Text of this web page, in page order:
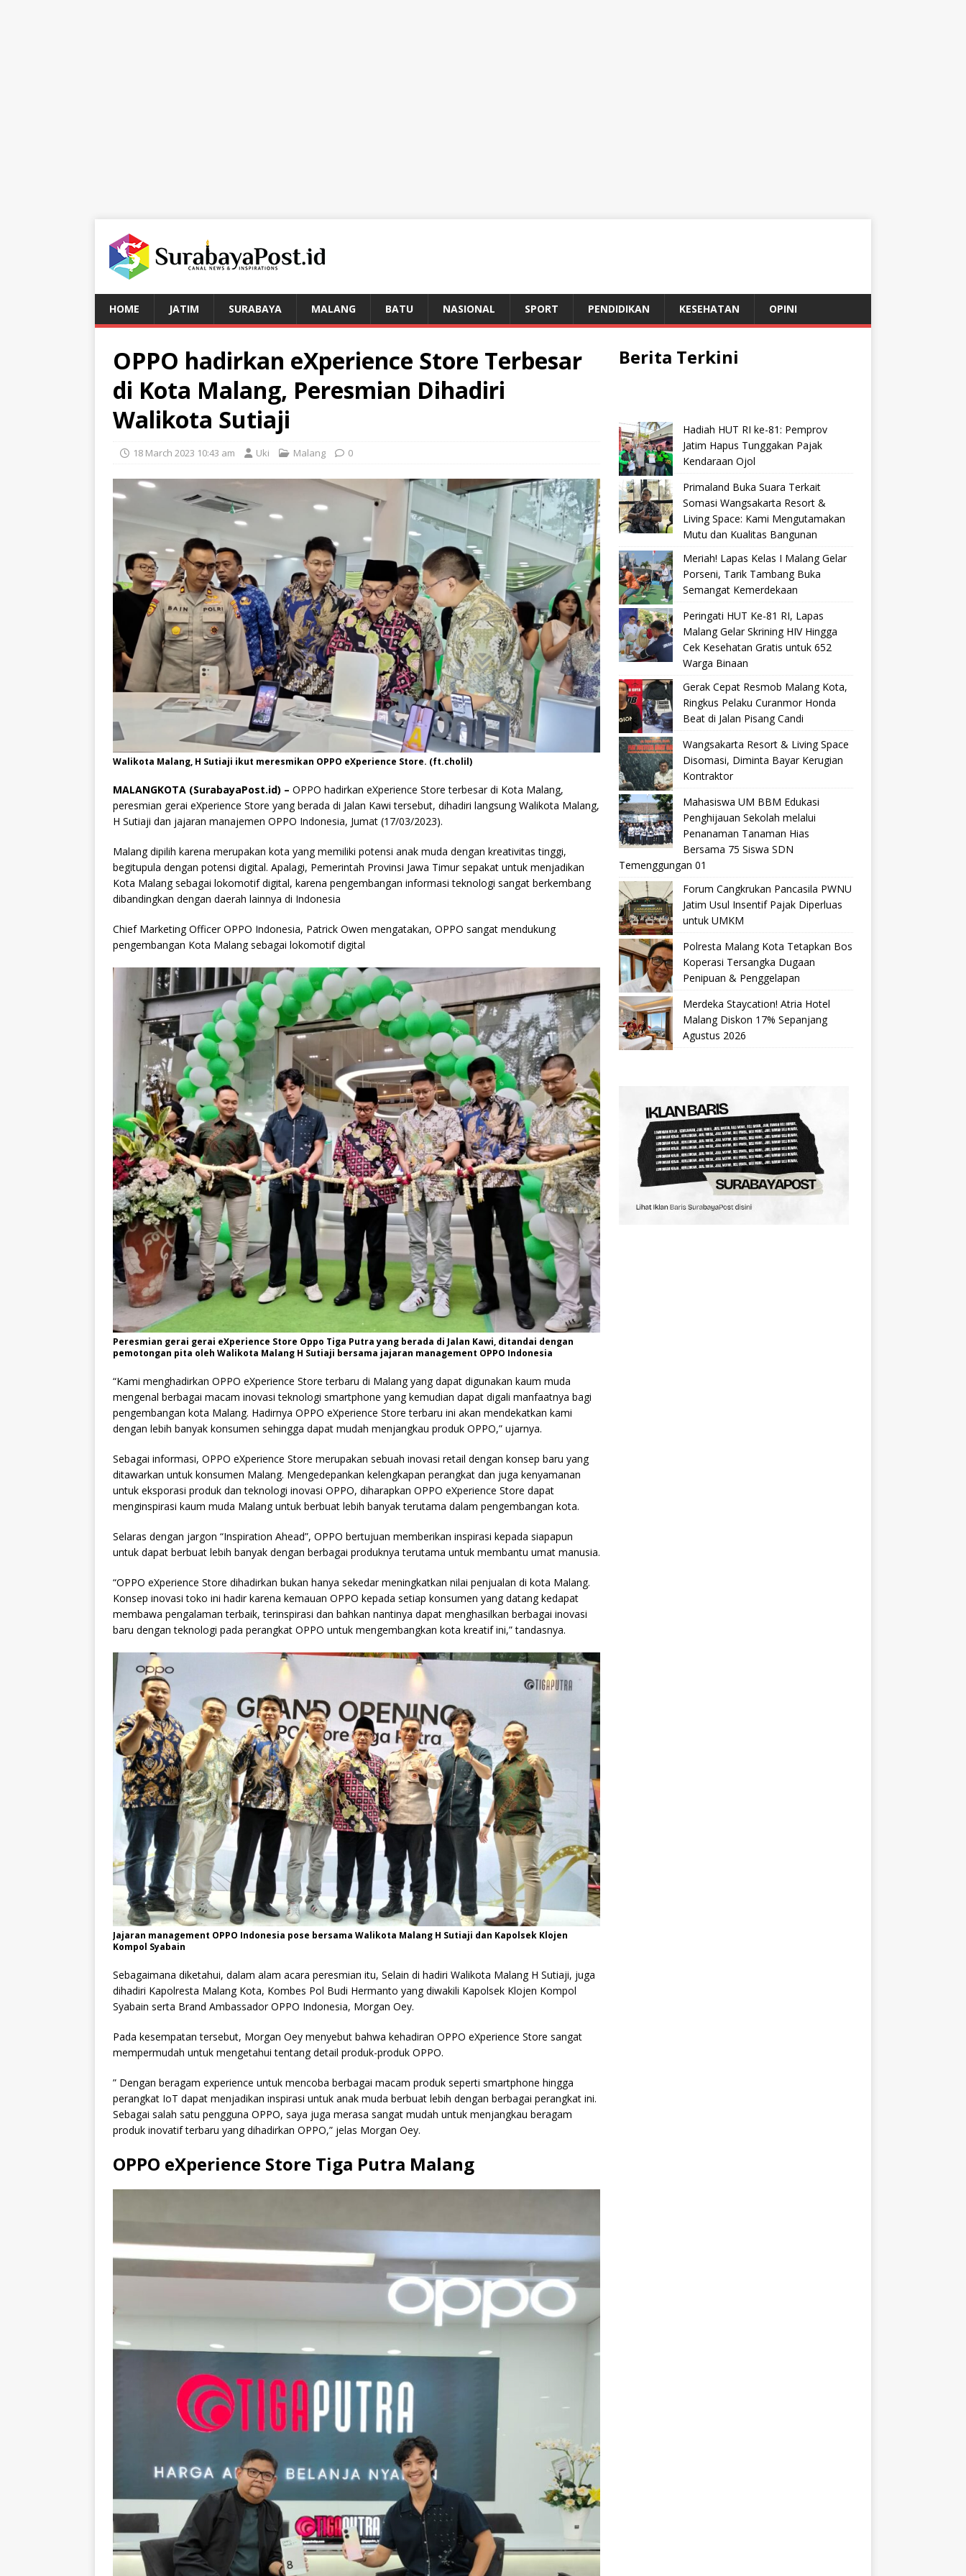
HOME JATIM SURABAYA MALANG BATU NASIONAL SPORT PENDIDIKAN KESEHATAN OPINI
OPPO hadirkan eXperience Store Terbesar
di Kota Malang, Peresmian Dihadiri
Walikota Sutiaji
18 March 2023 10:43 am Uki Malang 0
Walikota Malang, H Sutiaji ikut meresmikan OPPO eXperience Store. (ft.cholil)
MALANGKOTA (SurabayaPost.id) – OPPO hadirkan eXperience Store terbesar di Kota Malang,
peresmian gerai eXperience Store yang berada di Jalan Kawi tersebut, dihadiri langsung Walikota Malang,
H Sutiaji dan jajaran manajemen OPPO Indonesia, Jumat (17/03/2023).
Malang dipilih karena merupakan kota yang memiliki potensi anak muda dengan kreativitas tinggi,
begitupula dengan potensi digital. Apalagi, Pemerintah Provinsi Jawa Timur sepakat untuk menjadikan
Kota Malang sebagai lokomotif digital, karena pengembangan informasi teknologi sangat berkembang
dibandingkan dengan daerah lainnya di Indonesia
Chief Marketing Officer OPPO Indonesia, Patrick Owen mengatakan, OPPO sangat mendukung
pengembangan Kota Malang sebagai lokomotif digital
Peresmian gerai gerai eXperience Store Oppo Tiga Putra yang berada di Jalan Kawi, ditandai dengan
pemotongan pita oleh Walikota Malang H Sutiaji bersama jajaran management OPPO Indonesia
“Kami menghadirkan OPPO eXperience Store terbaru di Malang yang dapat digunakan kaum muda
mengenal berbagai macam inovasi teknologi smartphone yang kemudian dapat digali manfaatnya bagi
pengembangan kota Malang. Hadirnya OPPO eXperience Store terbaru ini akan mendekatkan kami
dengan lebih banyak konsumen sehingga dapat mudah menjangkau produk OPPO,” ujarnya.
Sebagai informasi, OPPO eXperience Store merupakan sebuah inovasi retail dengan konsep baru yang
ditawarkan untuk konsumen Malang. Mengedepankan kelengkapan perangkat dan juga kenyamanan
untuk eksporasi produk dan teknologi inovasi OPPO, diharapkan OPPO eXperience Store dapat
menginspirasi kaum muda Malang untuk berbuat lebih banyak terutama dalam pengembangan kota.
Selaras dengan jargon “Inspiration Ahead”, OPPO bertujuan memberikan inspirasi kepada siapapun
untuk dapat berbuat lebih banyak dengan berbagai produknya terutama untuk membantu umat manusia.
“OPPO eXperience Store dihadirkan bukan hanya sekedar meningkatkan nilai penjualan di kota Malang.
Konsep inovasi toko ini hadir karena kemauan OPPO kepada setiap konsumen yang datang kedapat
membawa pengalaman terbaik, terinspirasi dan bahkan nantinya dapat menghasilkan berbagai inovasi
baru dengan teknologi pada perangkat OPPO untuk mengembangkan kota kreatif ini,” tandasnya.
Jajaran management OPPO Indonesia pose bersama Walikota Malang H Sutiaji dan Kapolsek Klojen
Kompol Syabain
Sebagaimana diketahui, dalam alam acara peresmian itu, Selain di hadiri Walikota Malang H Sutiaji, juga
dihadiri Kapolresta Malang Kota, Kombes Pol Budi Hermanto yang diwakili Kapolsek Klojen Kompol
Syabain serta Brand Ambassador OPPO Indonesia, Morgan Oey.
Pada kesempatan tersebut, Morgan Oey menyebut bahwa kehadiran OPPO eXperience Store sangat
mempermudah untuk mengetahui tentang detail produk-produk OPPO.
” Dengan beragam experience untuk mencoba berbagai macam produk seperti smartphone hingga
perangkat IoT dapat menjadikan inspirasi untuk anak muda berbuat lebih dengan berbagai perangkat ini.
Sebagai salah satu pengguna OPPO, saya juga merasa sangat mudah untuk menjangkau beragam
produk inovatif terbaru yang dihadirkan OPPO,” jelas Morgan Oey.
OPPO eXperience Store Tiga Putra Malang
Berita Terkini
Hadiah HUT RI ke-81: Pemprov
Jatim Hapus Tunggakan Pajak
Kendaraan Ojol
Primaland Buka Suara Terkait
Somasi Wangsakarta Resort &
Living Space: Kami Mengutamakan
Mutu dan Kualitas Bangunan
Meriah! Lapas Kelas I Malang Gelar
Porseni, Tarik Tambang Buka
Semangat Kemerdekaan
Peringati HUT Ke-81 RI, Lapas
Malang Gelar Skrining HIV Hingga
Cek Kesehatan Gratis untuk 652
Warga Binaan
Gerak Cepat Resmob Malang Kota,
Ringkus Pelaku Curanmor Honda
Beat di Jalan Pisang Candi
Wangsakarta Resort & Living Space
Disomasi, Diminta Bayar Kerugian
Kontraktor
Mahasiswa UM BBM Edukasi
Penghijauan Sekolah melalui
Penanaman Tanaman Hias
Bersama 75 Siswa SDN
Temenggungan 01
Forum Cangkrukan Pancasila PWNU
Jatim Usul Insentif Pajak Diperluas
untuk UMKM
Polresta Malang Kota Tetapkan Bos
Koperasi Tersangka Dugaan
Penipuan & Penggelapan
Merdeka Staycation! Atria Hotel
Malang Diskon 17% Sepanjang
Agustus 2026